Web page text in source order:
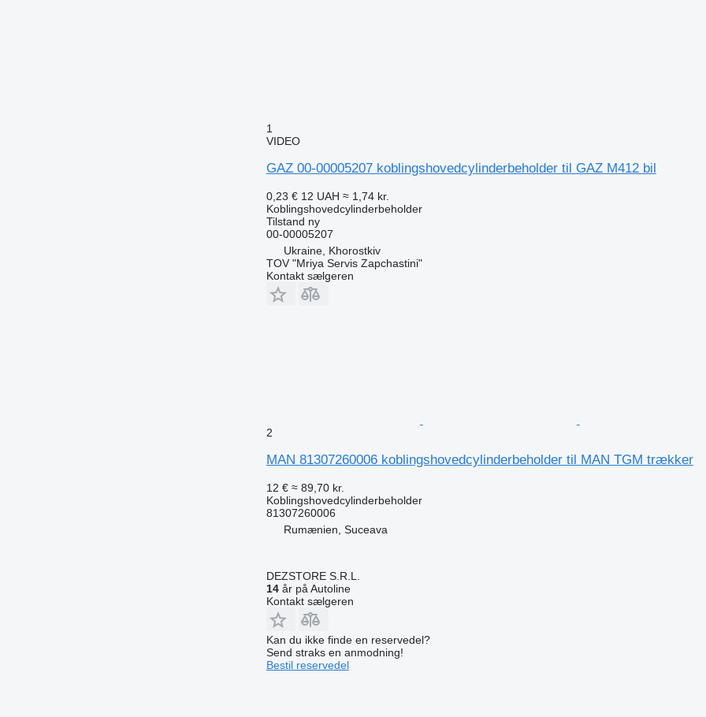
1
VIDEO
GAZ 00-00005207 koblingshovedcylinderbeholder til GAZ M412 bil
0,23 € 12 UAH ≈ 1,74 kr.
Koblingshovedcylinderbeholder
Tilstand ny
00-00005207
Ukraine, Khorostkiv
TOV "Mriya Servis Zapchastini"
Kontakt sælgeren
2
MAN 81307260006 koblingshovedcylinderbeholder til MAN TGM trækker
12 € ≈ 89,70 kr.
Koblingshovedcylinderbeholder
81307260006
Rumænien, Suceava
DEZSTORE S.R.L.
14år på Autoline
Kontakt sælgeren
Kan du ikke finde en reservedel?
Send straks en anmodning!
Bestil reservedel